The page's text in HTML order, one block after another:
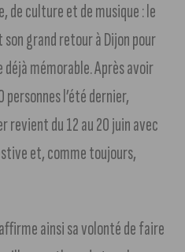
de culture et de musique : le
grand retour à Dijon pour
déjà mémorable. Après avoir
personnes l’été dernier,
revient du 12 au 20 juin avec
et, comme toujours,
ainsi sa volonté de faire